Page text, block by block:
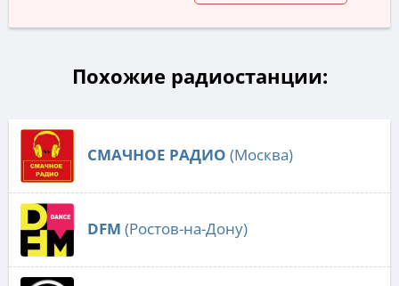
Похожие радиостанции:
СМАЧНОЕ РАДИО (Москва)
DFM (Ростов-на-Дону)